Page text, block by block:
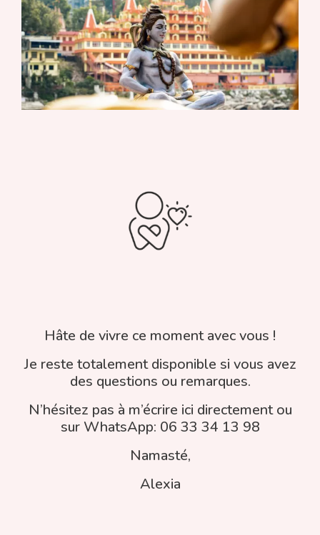
Hâte de vivre ce moment avec vous !
Je reste totalement disponible si vous avez
des questions ou remarques.
N’hésitez pas à m’écrire ici directement ou
sur WhatsApp: 06 33 34 13 98
Namasté,
Alexia